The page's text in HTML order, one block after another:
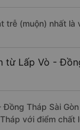
trễ (muộn) nhất
từ Lấp Vò -
Tháp Sài
với điểm